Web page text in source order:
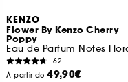
KENZO
Flower By Kenzo Cherry
Poppy
62
À partir de49,90€